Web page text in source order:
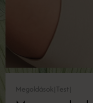
Megoldások|Test|